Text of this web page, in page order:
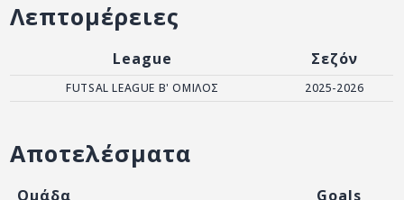
Λεπτομέρειες
League Σεζόν
FUTSAL LEAGUE B' ΟΜΙΛΟΣ 2025-2026
Αποτελέσματα
Ομάδα Goals